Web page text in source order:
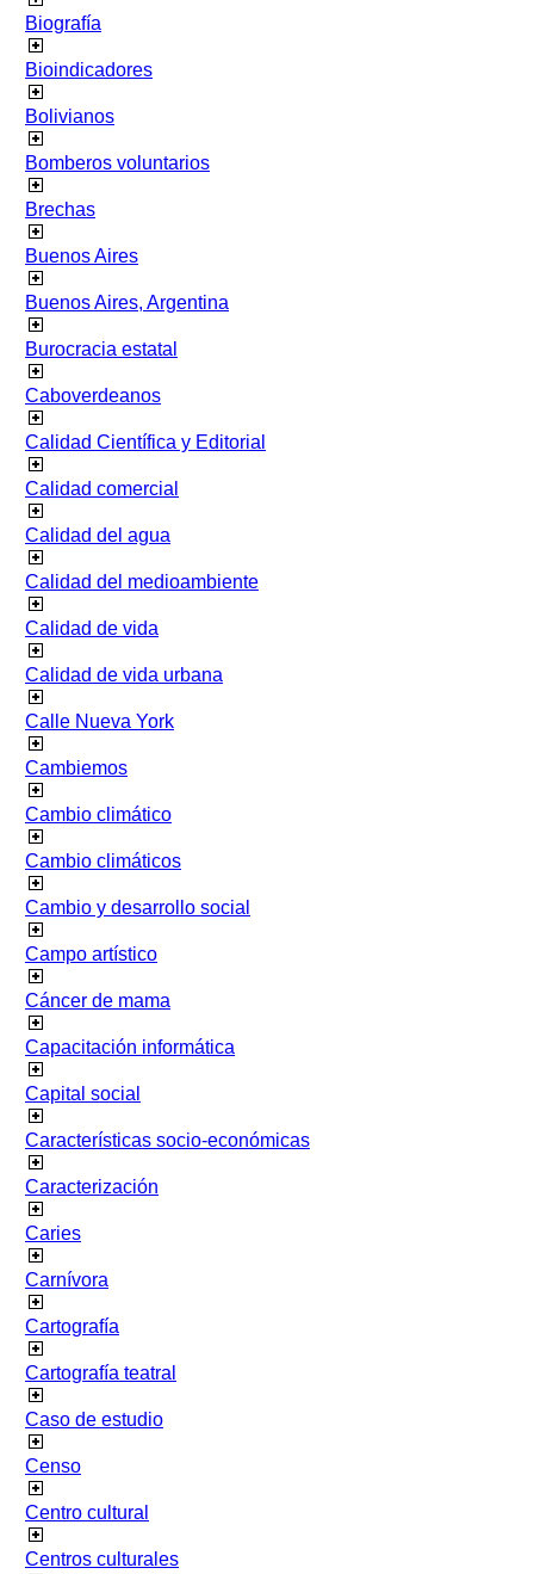
Biografía
Bioindicadores
Bolivianos
Bomberos voluntarios
Brechas
Buenos Aires
Buenos Aires, Argentina
Burocracia estatal
Caboverdeanos
Calidad Científica y Editorial
Calidad comercial
Calidad del agua
Calidad del medioambiente
Calidad de vida
Calidad de vida urbana
Calle Nueva York
Cambiemos
Cambio climático
Cambio climáticos
Cambio y desarrollo social
Campo artístico
Cáncer de mama
Capacitación informática
Capital social
Características socio-económicas
Caracterización
Caries
Carnívora
Cartografía
Cartografía teatral
Caso de estudio
Censo
Centro cultural
Centros culturales